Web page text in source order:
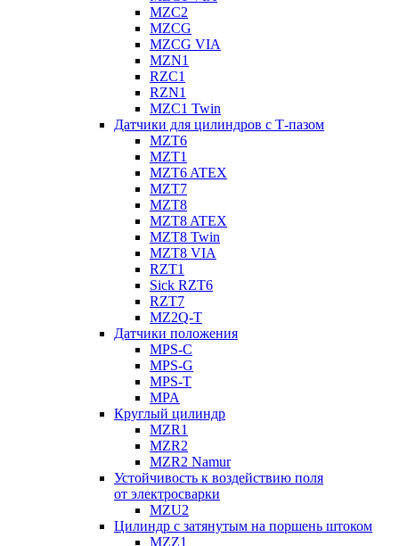
MZC2
MZCG
MZCG VIA
MZN1
RZC1
RZN1
MZC1 Twin
Датчики для цилиндров с Т-пазом
MZT6
MZT1
MZT6 ATEX
MZT7
MZT8
MZT8 ATEX
MZT8 Twin
MZT8 VIA
RZT1
Sick RZT6
RZT7
MZ2Q-T
Датчики положения
MPS-C
MPS-G
MPS-T
MPA
Круглый цилиндр
MZR1
MZR2
MZR2 Namur
Устойчивость к воздействию поля
от электросварки
MZU2
Цилиндр с затянутым на поршень штоком
MZZ1